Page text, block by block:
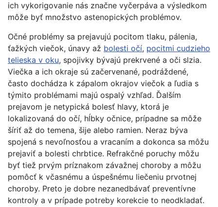
ich vykorigovanie nás značne vyčerpáva a výsledkom
môže byť množstvo astenopických problémov.
Očné problémy sa prejavujú pocitom tlaku, pálenia,
ťažkých viečok, únavy až bolesti očí, pocitmi cudzieho
telieska v oku, spojivky bývajú prekrvené a oči slzia.
Viečka a ich okraje sú začervenané, podráždené,
často dochádza k zápalom okrajov viečok a ľudia s
týmito problémami majú ospalý vzhľad. Ďalším
prejavom je netypická bolesť hlavy, ktorá je
lokalizovaná do očí, hĺbky očnice, prípadne sa môže
šíriť až do temena, šije alebo ramien. Neraz býva
spojená s nevoľnosťou a vracaním a dokonca sa môžu
prejaviť a bolesti chrbtice. Refrakčné poruchy môžu
byť tiež prvým príznakom závažnej choroby a môžu
pomôcť k včasnému a úspešnému liečeniu prvotnej
choroby. Preto je dobre nezanedbávať preventívne
kontroly a v prípade potreby korekcie to neodkladať.